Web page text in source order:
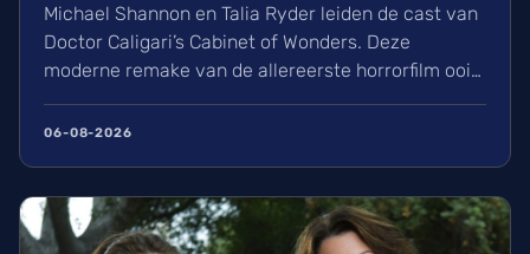
Michael Shannon en Talia Ryder leiden de cast van
Doctor Caligari’s Cabinet of Wonders. Deze
moderne remake van de allereerste horrorfilm ooit
is zojuist ingeblikt in Duitsland. Onder regie van
John Erick Dowdle volgen wij het mysterie rond
06-08-2026